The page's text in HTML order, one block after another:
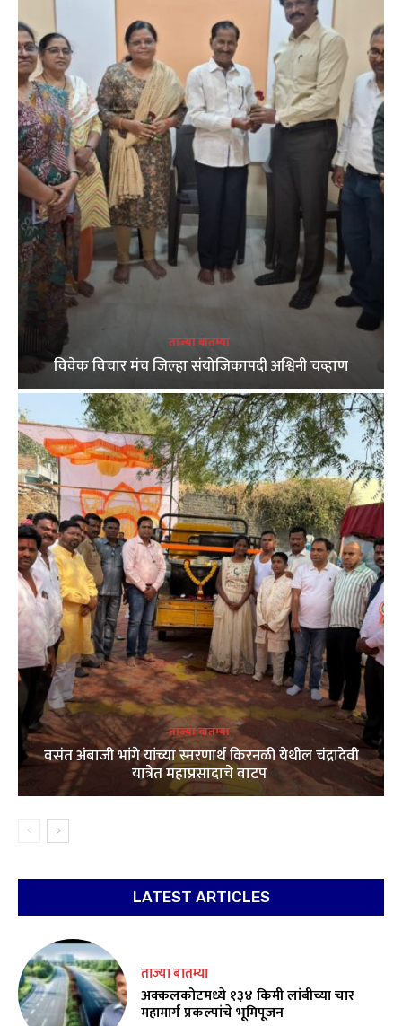
ताज्या बातम्या
विवेक विचार मंच जिल्हा संयोजिकापदी अश्विनी चव्हाण
ताज्या बातम्या
वसंत अंबाजी भांगे यांच्या स्मरणार्थ किरनळी येथील चंद्रादेवी
यात्रेत महाप्रसादाचे वाटप
LATEST ARTICLES
ताज्या बातम्या
अक्कलकोटमध्ये १३४ किमी लांबीच्या चार
महामार्ग प्रकल्पांचे भूमिपूजन